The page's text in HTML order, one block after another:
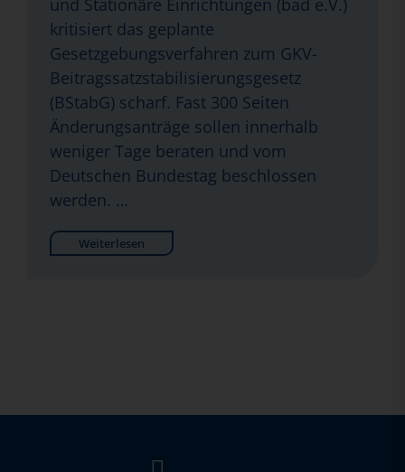
und Stationäre Einrichtungen (bad e.V.)
kritisiert das geplante
Gesetzgebungsverfahren zum GKV-
Beitragssatzstabilisierungsgesetz
(BStabG) scharf. Fast 300 Seiten
Änderungsanträge sollen innerhalb
weniger Tage beraten und vom
Deutschen Bundestag beschlossen
werden. …
Weiterlesen